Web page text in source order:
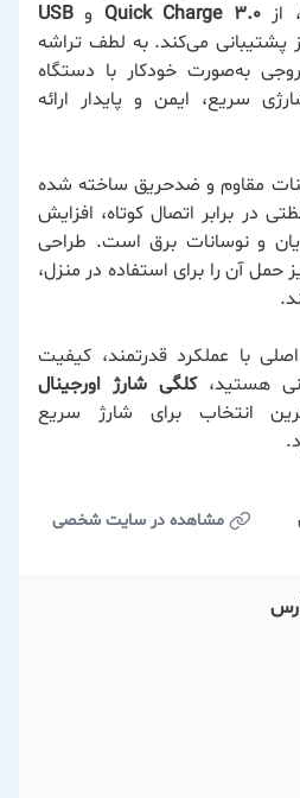
Quick Charge 3.0 و USB
پشتیبانی می‌کند. به لطف تراشه
به‌صورت خودکار با دستگاه
سریع، ایمن و پایدار ارائه
مقاوم و ضدحریق ساخته شده
در برابر اتصال کوتاه، افزایش
و نوسانات برق است. طراحی
آن را برای استفاده در منزل،
با عملکرد قدرتمند، کیفیت
هستید،کلگی شارژ اورجینال
انتخاب برای شارژ سریع
مشاهده در سایت شخصی